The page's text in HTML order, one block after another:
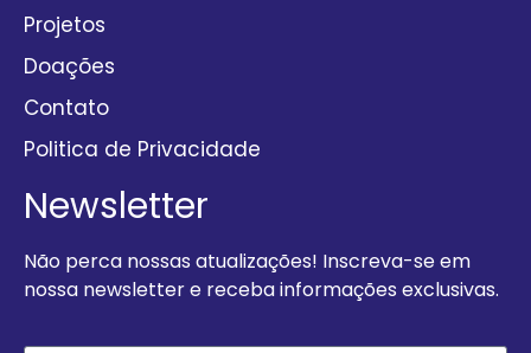
Projetos
Doações
Contato
Politica de Privacidade
Newsletter
Não perca nossas atualizações! Inscreva-se em
nossa newsletter e receba informações exclusivas.